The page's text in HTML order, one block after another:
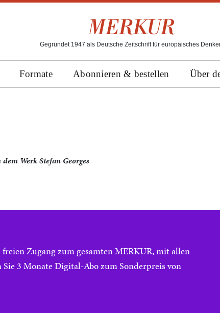
Gegründet 1947 als Deutsche Zeitschrift für europäisches
Formate Abonnieren & bestellen Über
Werk Stefan Georges
Zugang zum gesamten MERKUR, mit allen
Sie 3 Monate Digital-Abo zum Sonderpreis von